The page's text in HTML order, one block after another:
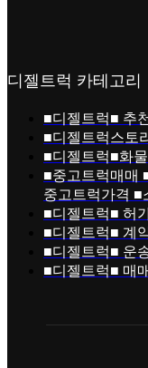
디젤트럭 카테고리
■디젤트럭■ 추
■디젤트럭스토리
■디젤트럭■화
■중고트럭매매
중고트럭가격 ■
■디젤트럭■ 허
■디젤트럭■ 계
■디젤트럭■ 운
■디젤트럭■ 매